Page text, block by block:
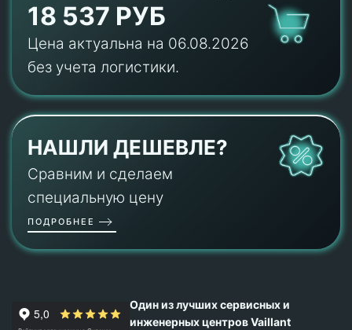
18 537 РУБ
Цена актуальна на 06.08.2026
без учета логистики.
НАШЛИ ДЕШЕВЛЕ?
Сравним и сделаем
специальную цену
ПОДРОБНЕЕ
Один из лучших сервисных и
инженерных центров Vaillant